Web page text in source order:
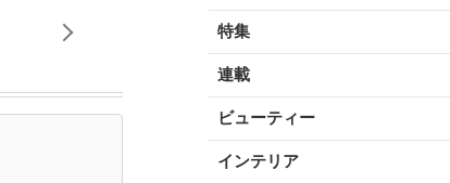
特集
連載
ビューティー
インテリア